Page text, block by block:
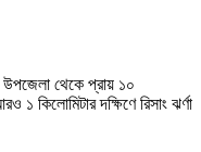
উপজেলা থেকে প্রায় ১০
কিলোমিটার দক্ষিণে রিসাং ঝর্ণা